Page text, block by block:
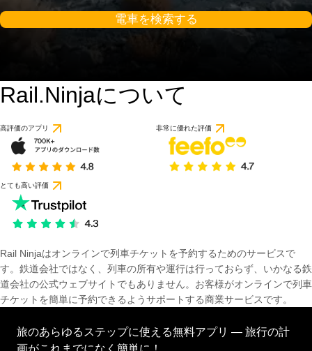
電車を検索する
Rail.Ninjaについて
高評価のアプリ 非常に優れた評価
とても高い評価
Rail Ninjaはオンラインで列車チケットを予約するためのサービスで
す。鉄道会社ではなく、列車の所有や運行は行っておらず、いかなる鉄
道会社の公式ウェブサイトでもありません。お客様がオンラインで列車
チケットを簡単に予約できるようサポートする商業サービスです。
旅のあらゆるステップに使える無料アプリ — 旅行の計
画がこれまでになく簡単に！